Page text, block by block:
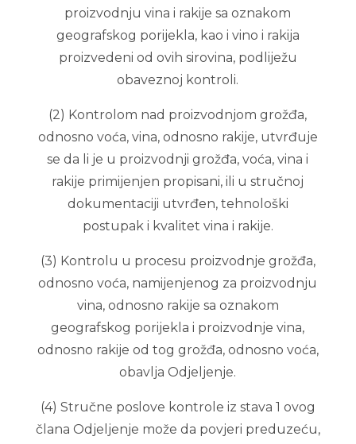
proizvodnju vina i rakije sa oznakom
geografskog porijekla, kao i vino i rakija
proizvedeni od ovih sirovina, podliježu
obaveznoj kontroli.
(2) Kontrolom nad proizvodnjom grožđa,
odnosno voća, vina, odnosno rakije, utvrđuje
se da li je u proizvodnji grožđa, voća, vina i
rakije primijenjen propisani, ili u stručnoj
dokumentaciji utvrđen, tehnološki
postupak i kvalitet vina i rakije.
(3) Kontrolu u procesu proizvodnje grožđa,
odnosno voća, namijenjenog za proizvodnju
vina, odnosno rakije sa oznakom
geografskog porijekla i proizvodnje vina,
odnosno rakije od tog grožđa, odnosno voća,
obavlja Odjeljenje.
(4) Stručne poslove kontrole iz stava 1 ovog
člana Odjeljenje može da povjeri preduzeću,